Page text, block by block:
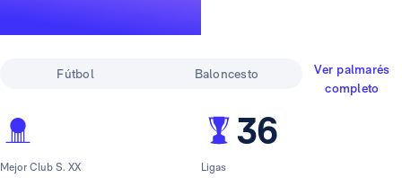
Fútbol Baloncesto
Ver palmarés
completo
Mejor Club S. XX
36
Ligas